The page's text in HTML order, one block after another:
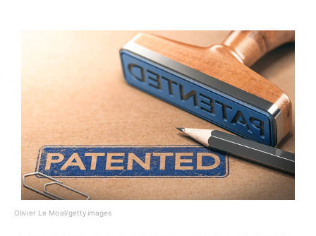
Olivier Le Moal/gettyimages